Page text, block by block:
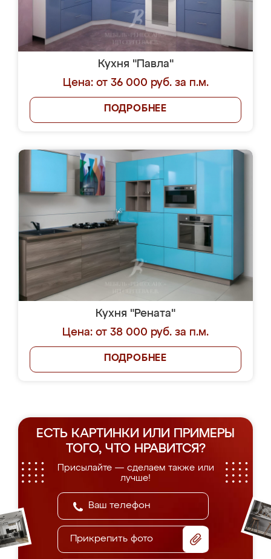
Кухня "Павла"
Цена: от 36 000 руб. за п.м.
ПОДРОБНЕЕ
Кухня "Рената"
Цена: от 38 000 руб. за п.м.
ПОДРОБНЕЕ
ЕСТЬ КАРТИНКИ ИЛИ ПРИМЕРЫ
ТОГО, ЧТО НРАВИТСЯ?
Присылайте — сделаем также или
лучше!
Прикрепить фото